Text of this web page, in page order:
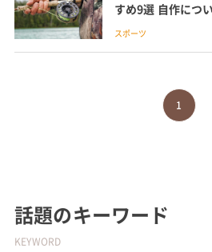
すめ9選 自作につ
スポーツ
1
話題のキーワード
KEYWORD